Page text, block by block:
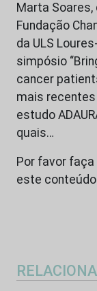
Marta Soares,
Fundação
da ULS
simpósio
cancer
mais
estudo
quais…
Por favor faça
este conteúdo